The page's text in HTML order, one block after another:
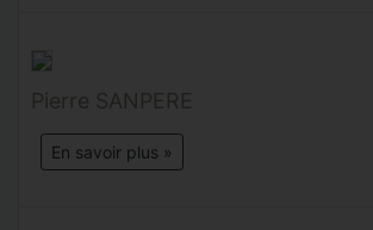
Pierre SANPERE
En savoir plus »